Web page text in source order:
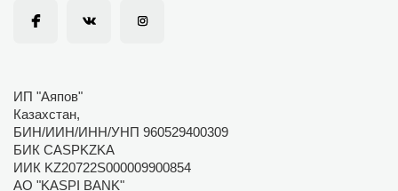
ИП "Аяпов"
Казахстан,
БИН/ИИН/ИНН/УНП 960529400309
БИК CASPKZKA
ИИК KZ20722S000009900854
АО "KASPI BANK"